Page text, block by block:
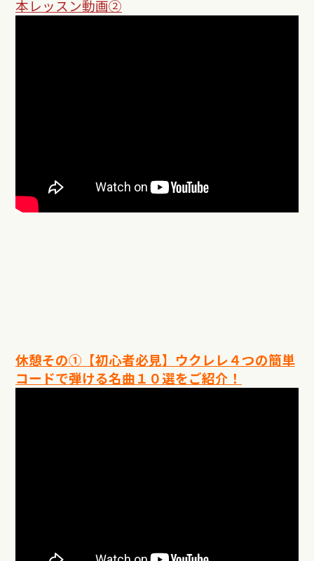
本レッスン動画②
休憩その①【初心者必見】ウクレレ４つの簡単
コードで弾ける名曲１０選をご紹介！